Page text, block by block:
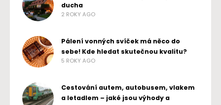
ducha
2 ROKY AGO
Pálení vonných svíček má něco do
sebe! Kde hledat skutečnou kvalitu?
5 ROKY AGO
Cestování autem, autobusem, vlakem
a letadlem – jaké jsou výhody a